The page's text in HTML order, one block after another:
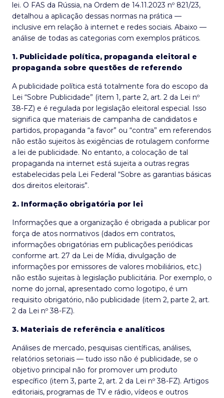
lei. O FAS da Rússia, na Ordem de 14.11.2023 nº 821/23,
detalhou a aplicação dessas normas na prática —
inclusive em relação à internet e redes sociais. Abaixo —
análise de todas as categorias com exemplos práticos.
1. Publicidade política, propaganda eleitoral e
propaganda sobre questões de referendo
A publicidade política está totalmente fora do escopo da
Lei “Sobre Publicidade” (item 1, parte 2, art. 2 da Lei nº
38-FZ) e é regulada por legislação eleitoral especial. Isso
significa que materiais de campanha de candidatos e
partidos, propaganda “a favor” ou “contra” em referendos
não estão sujeitos às exigências de rotulagem conforme
a lei de publicidade. No entanto, a colocação de tal
propaganda na internet está sujeita a outras regras
estabelecidas pela Lei Federal “Sobre as garantias básicas
dos direitos eleitorais”.
2. Informação obrigatória por lei
Informações que a organização é obrigada a publicar por
força de atos normativos (dados em contratos,
informações obrigatórias em publicações periódicas
conforme art. 27 da Lei de Mídia, divulgação de
informações por emissores de valores mobiliários, etc.)
não estão sujeitas à legislação publicitária. Por exemplo, o
nome do jornal, apresentado como logotipo, é um
requisito obrigatório, não publicidade (item 2, parte 2, art.
2 da Lei nº 38-FZ).
3. Materiais de referência e analíticos
Análises de mercado, pesquisas científicas, análises,
relatórios setoriais — tudo isso não é publicidade, se o
objetivo principal não for promover um produto
específico (item 3, parte 2, art. 2 da Lei nº 38-FZ). Artigos
editoriais, programas de TV e rádio, vídeos e outros